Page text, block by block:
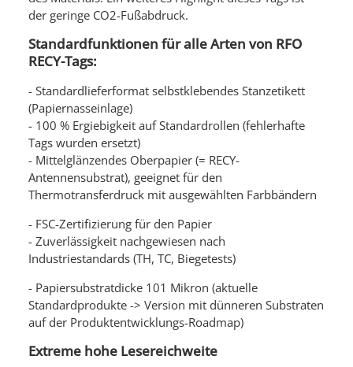
der geringe CO2-Fußabdruck.
Standardfunktionen für alle Arten von RFO
RECY-Tags:
- Standardlieferformat selbstklebendes Stanzetikett
(Papiernasseinlage)
- 100 % Ergiebigkeit auf Standardrollen (fehlerhafte
Tags wurden ersetzt)
- Mittelglänzendes Oberpapier (= RECY-
Antennensubstrat), geeignet für den
Thermotransferdruck mit ausgewählten Farbbändern
- FSC-Zertifizierung für den Papier
- Zuverlässigkeit nachgewiesen nach
Industriestandards (TH, TC, Biegetests)
- Papiersubstratdicke 101 Mikron (aktuelle
Standardprodukte -> Version mit dünneren Substraten
auf der Produktentwicklungs-Roadmap)
Extreme hohe Lesereichweite